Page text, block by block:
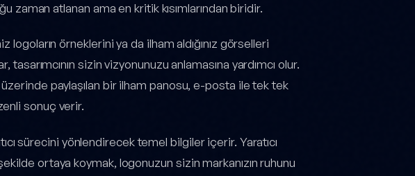
zaman atlanan ama en kritik kısımlarından biridir.
logoların örneklerini ya da ilham aldığınız görselleri
sizin vizyonunuzu anlamasına yardımcı olur.
paylaşılan bir ilham panosu, e-posta ile tek tek
sonuç verir.
sürecini yönlendirecek temel bilgiler içerir. Yaratıcı
ortaya koymak, logonuzun sizin markanızın ruhunu